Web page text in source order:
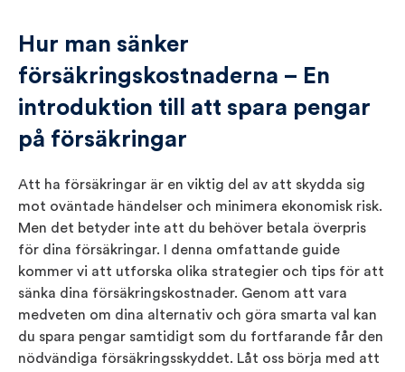
Hur man sänker
försäkringskostnaderna – En
introduktion till att spara pengar
på försäkringar
Att ha försäkringar är en viktig del av att skydda sig
mot oväntade händelser och minimera ekonomisk risk.
Men det betyder inte att du behöver betala överpris
för dina försäkringar. I denna omfattande guide
kommer vi att utforska olika strategier och tips för att
sänka dina försäkringskostnader. Genom att vara
medveten om dina alternativ och göra smarta val kan
du spara pengar samtidigt som du fortfarande får den
nödvändiga försäkringsskyddet. Låt oss börja med att